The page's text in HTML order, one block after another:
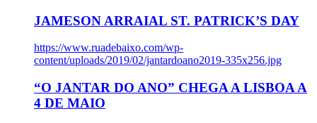
JAMESON ARRAIAL ST. PATRICK’S DAY
https://www.ruadebaixo.com/wp-
content/uploads/2019/02/jantardoano2019-335x256.jpg
“O JANTAR DO ANO” CHEGA A LISBOA A
4 DE MAIO